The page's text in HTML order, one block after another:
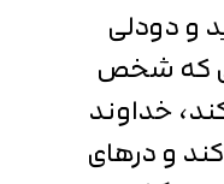
و دودلی
که شخص
خداوند
و درهای